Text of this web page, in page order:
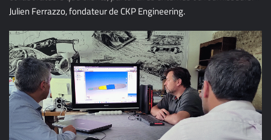
Julien Ferrazzo, fondateur de CKP Engineering.